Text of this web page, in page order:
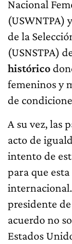
Nacional
(USWNTPA)
de la
(USNSTPA)
histórico
femeninos y
de
A su vez, las
acto de
intento de
para que
internacional.
presidente de
acuerdo no
Estados